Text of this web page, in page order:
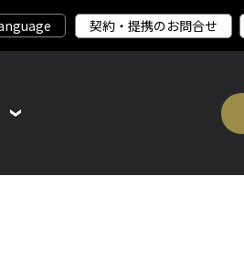
契約・提携のお問合せ